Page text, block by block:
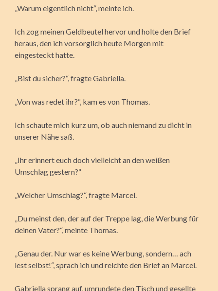
„Warum eigentlich nicht“, meinte ich.
Ich zog meinen Geldbeutel hervor und holte den Brief
heraus, den ich vorsorglich heute Morgen mit
eingesteckt hatte.
„Bist du sicher?“, fragte Gabriella.
„Von was redet ihr?“, kam es von Thomas.
Ich schaute mich kurz um, ob auch niemand zu dicht in
unserer Nähe saß.
„Ihr erinnert euch doch vielleicht an den weißen
Umschlag gestern?“
„Welcher Umschlag?“, fragte Marcel.
„Du meinst den, der auf der Treppe lag, die Werbung für
deinen Vater?“, meinte Thomas.
„Genau der. Nur war es keine Werbung, sondern… ach
lest selbst!“, sprach ich und reichte den Brief an Marcel.
Gabriella sprang auf, umrundete den Tisch und gesellte